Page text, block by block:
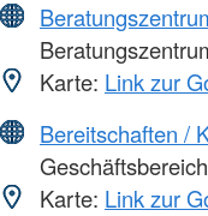
Karte: Link zur
Bereitschaften /
Karte: Link zur